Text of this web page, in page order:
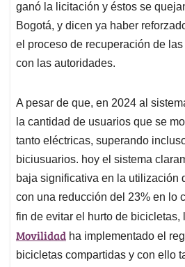
ganó la licitación y éstos se
Bogotá, y dicen ya haber
el proceso de recuperación de
con las autoridades.
A pesar de que, en 2024 al
la cantidad de usuarios que se
tanto eléctricas, superando
biciusuarios. hoy el sistema
baja significativa en la utilización
con una reducción del 23% en lo
fin de evitar el hurto de bicicletas,
Movilidad ha implementado el
bicicletas compartidas y con ello